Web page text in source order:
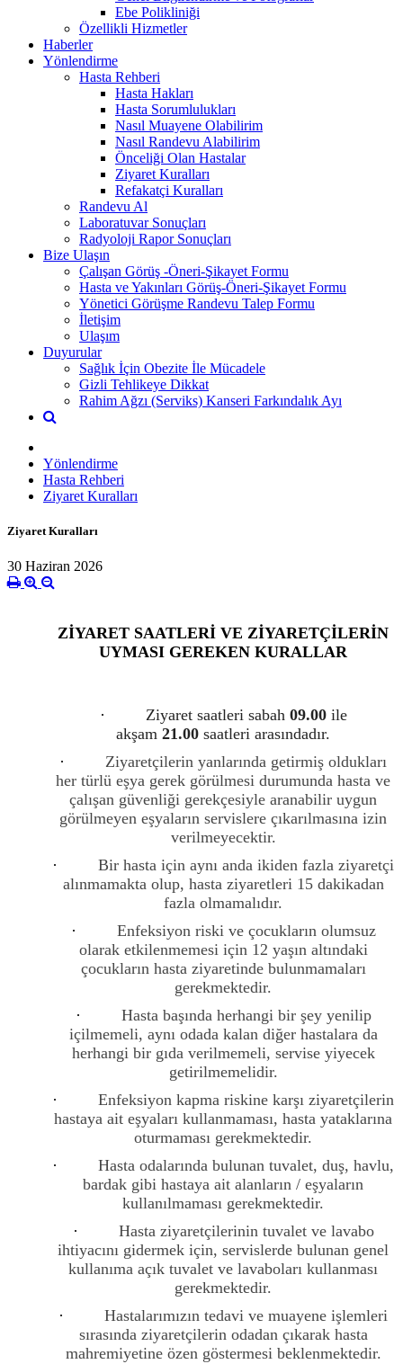
Ebe Polikliniği
Özellikli Hizmetler
Haberler
Yönlendirme
Hasta Rehberi
Hasta Hakları
Hasta Sorumlulukları
Nasıl Muayene Olabilirim
Nasıl Randevu Alabilirim
Önceliği Olan Hastalar
Ziyaret Kuralları
Refakatçi Kuralları
Randevu Al
Laboratuvar Sonuçları
Radyoloji Rapor Sonuçları
Bize Ulaşın
Çalışan Görüş -Öneri-Şikayet Formu
Hasta ve Yakınları Görüş-Öneri-Şikayet Formu
Yönetici Görüşme Randevu Talep Formu
İletişim
Ulaşım
Duyurular
Sağlık İçin Obezite İle Mücadele
Gizli Tehlikeye Dikkat
Rahim Ağzı (Serviks) Kanseri Farkındalık Ayı
Yönlendirme
Hasta Rehberi
Ziyaret Kuralları
Ziyaret Kuralları
30 Haziran 2026
ZİYARET SAATLERİ VE ZİYARETÇİLERİN
UYMASI GEREKEN KURALLAR
· Ziyaret saatleri sabah 09.00ile
akşam 21.00 saatleri arasındadır.
· Ziyaretçilerin yanlarında getirmiş oldukları
her türlü eşya gerek görülmesi durumunda hasta ve
çalışan güvenliği gerekçesiyle aranabilir uygun
görülmeyen eşyaların servislere çıkarılmasına izin
verilmeyecektir.
· Bir hasta için aynı anda ikiden fazla ziyaretçi
alınmamakta olup, hasta ziyaretleri 15 dakikadan
fazla olmamalıdır.
· Enfeksiyon riski ve çocukların olumsuz
olarak etkilenmemesi için 12 yaşın altındaki
çocukların hasta ziyaretinde bulunmamaları
gerekmektedir.
· Hasta başında herhangi bir şey yenilip
içilmemeli, aynı odada kalan diğer hastalara da
herhangi bir gıda verilmemeli, servise yiyecek
getirilmemelidir.
· Enfeksiyon kapma riskine karşı ziyaretçilerin
hastaya ait eşyaları kullanmaması, hasta yataklarına
oturmaması gerekmektedir.
· Hasta odalarında bulunan tuvalet, duş, havlu,
bardak gibi hastaya ait alanların / eşyaların
kullanılmaması gerekmektedir.
· Hasta ziyaretçilerinin tuvalet ve lavabo
ihtiyacını gidermek için, servislerde bulunan genel
kullanıma açık tuvalet ve lavaboları kullanması
gerekmektedir.
· Hastalarımızın tedavi ve muayene işlemleri
sırasında ziyaretçilerin odadan çıkarak hasta
mahremiyetine özen göstermesi beklenmektedir.